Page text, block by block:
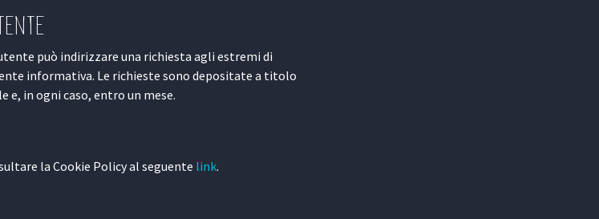
può indirizzare una richiesta agli estremi di
informativa. Le richieste sono depositate a titolo
e, in ogni caso, entro un mese.
la Cookie Policy al seguente link.